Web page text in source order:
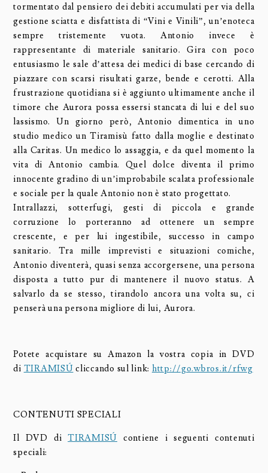
tormentato dal pensiero dei debiti accumulati per via della
gestione sciatta e disfattista di “Vini e Vinili”, un’enoteca
sempre tristemente vuota. Antonio invece è
rappresentante di materiale sanitario. Gira con poco
entusiasmo le sale d’attesa dei medici di base cercando di
piazzare con scarsi risultati garze, bende e cerotti. Alla
frustrazione quotidiana si è aggiunto ultimamente anche il
timore che Aurora possa essersi stancata di lui e del suo
lassismo. Un giorno però, Antonio dimentica in uno
studio medico un Tiramisù fatto dalla moglie e destinato
alla Caritas. Un medico lo assaggia, e da quel momento la
vita di Antonio cambia. Quel dolce diventa il primo
innocente gradino di un’improbabile scalata professionale
e sociale per la quale Antonio non è stato progettato.
Intrallazzi, sotterfugi, gesti di piccola e grande
corruzione lo porteranno ad ottenere un sempre
crescente, e per lui ingestibile, successo in campo
sanitario. Tra mille imprevisti e situazioni comiche,
Antonio diventerà, quasi senza accorgersene, una persona
disposta a tutto pur di mantenere il nuovo status. A
salvarlo da se stesso, tirandolo ancora una volta su, ci
penserà una persona migliore di lui, Aurora.
Potete acquistare su Amazon la vostra copia in DVD
di TIRAMISÚ cliccando sul link: http://go.wbros.it/rfwg
CONTENUTI SPECIALI
Il DVD diTIRAMISÚ contiene i seguenti contenuti
speciali: